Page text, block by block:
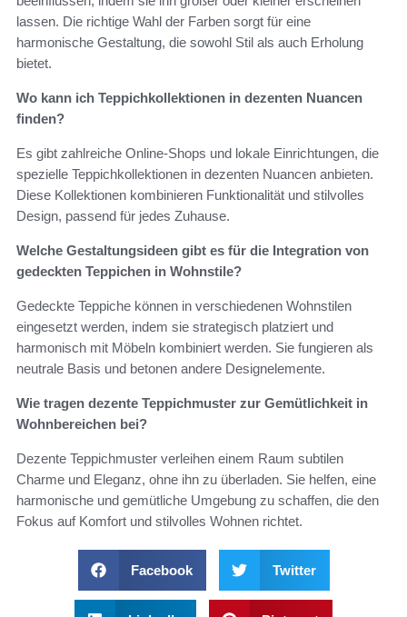
lassen. Die richtige Wahl der Farben sorgt für eine
harmonische Gestaltung, die sowohl Stil als auch Erholung
bietet.
Wo kann ich Teppichkollektionen in dezenten Nuancen
finden?
Es gibt zahlreiche Online-Shops und lokale Einrichtungen, die
spezielle Teppichkollektionen in dezenten Nuancen anbieten.
Diese Kollektionen kombinieren Funktionalität und stilvolles
Design, passend für jedes Zuhause.
Welche Gestaltungsideen gibt es für die Integration von
gedeckten Teppichen in Wohnstile?
Gedeckte Teppiche können in verschiedenen Wohnstilen
eingesetzt werden, indem sie strategisch platziert und
harmonisch mit Möbeln kombiniert werden. Sie fungieren als
neutrale Basis und betonen andere Designelemente.
Wie tragen dezente Teppichmuster zur Gemütlichkeit in
Wohnbereichen bei?
Dezente Teppichmuster verleihen einem Raum subtilen
Charme und Eleganz, ohne ihn zu überladen. Sie helfen, eine
harmonische und gemütliche Umgebung zu schaffen, die den
Fokus auf Komfort und stilvolles Wohnen richtet.
Facebook Twitter